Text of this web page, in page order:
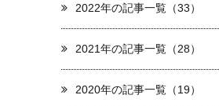
2022年の記事一覧（33）
2021年の記事一覧（28）
2020年の記事一覧（19）